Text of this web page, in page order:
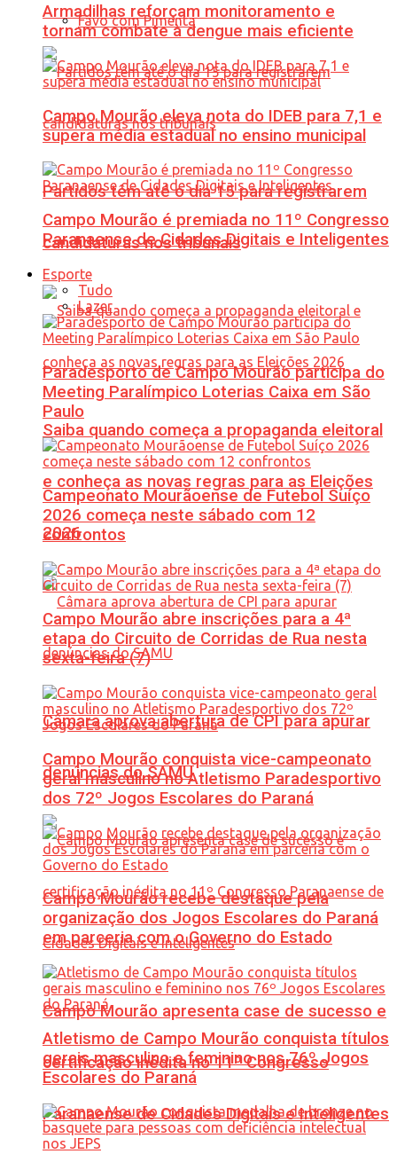
Favo com Pimenta
Partidos têm até o dia 15 para registrarem
candidaturas nos tribunais
Saiba quando começa a propaganda eleitoral
e conheça as novas regras para as Eleições
2026
Câmara aprova abertura de CPI para apurar
denúncias do SAMU
Campo Mourão apresenta case de sucesso e
certificação inédita no 11º Congresso
Paranaense de Cidades Digitais e Inteligentes
Armadilhas reforçam monitoramento e
tornam combate à dengue mais eficiente
Campo Mourão eleva nota do IDEB para 7,1 e
supera média estadual no ensino municipal
Campo Mourão é premiada no 11º Congresso
Paranaense de Cidades Digitais e Inteligentes
Esporte
Tudo
Lazer
Paradesporto de Campo Mourão participa do
Meeting Paralímpico Loterias Caixa em São
Paulo
Campeonato Mourãoense de Futebol Suíço
2026 começa neste sábado com 12
confrontos
Campo Mourão abre inscrições para a 4ª
etapa do Circuito de Corridas de Rua nesta
sexta-feira (7)
Campo Mourão conquista vice-campeonato
geral masculino no Atletismo Paradesportivo
dos 72º Jogos Escolares do Paraná
Campo Mourão recebe destaque pela
organização dos Jogos Escolares do Paraná
em parceria com o Governo do Estado
Atletismo de Campo Mourão conquista títulos
gerais masculino e feminino nos 76º Jogos
Escolares do Paraná